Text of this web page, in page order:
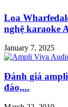
Loa
nghệ karaoke
January 7, 2025
Đánh giá
đáo,...